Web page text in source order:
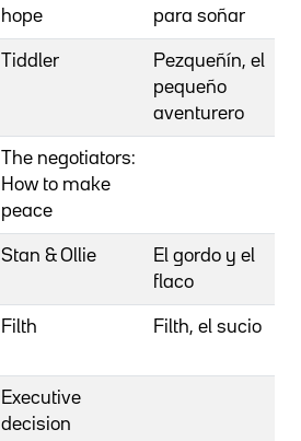
hope
para soñar
Tiddler
Pezqueñín, el
pequeño
aventurero
The negotiators:
How to make
peace
Stan & Ollie
El gordo y el
flaco
Filth Filth, el sucio
Executive
decision